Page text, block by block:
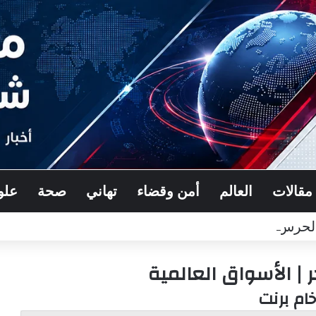
مقالات العالم أمن وقضاء تهاني صحة
القومي العربي اللواء خالد كريدية
الأسواق العالمية
برنت